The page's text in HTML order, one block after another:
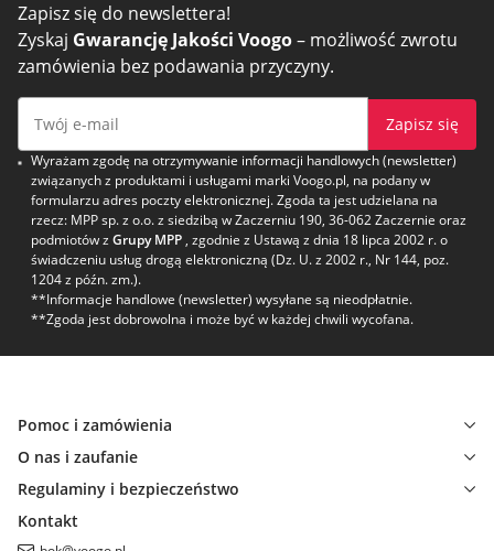
Zapisz się do newslettera!
Zyskaj Gwarancję Jakości Voogo– możliwość zwrotu
zamówienia bez podawania przyczyny.
Zapisz się
Wyrażam zgodę na otrzymywanie informacji handlowych (newsletter)
związanych z produktami i usługami marki Voogo.pl, na podany w
formularzu adres poczty elektronicznej. Zgoda ta jest udzielana na
rzecz: MPP sp. z o.o. z siedzibą w Zaczerniu 190, 36-062 Zaczernie oraz
podmiotów z Grupy MPP , zgodnie z Ustawą z dnia 18 lipca 2002 r. o
świadczeniu usług drogą elektroniczną (Dz. U. z 2002 r., Nr 144, poz.
1204 z późn. zm.).
**Informacje handlowe (newsletter) wysyłane są nieodpłatnie.
**Zgoda jest dobrowolna i może być w każdej chwili wycofana.
Pomoc i zamówienia
O nas i zaufanie
Regulaminy i bezpieczeństwo
Kontakt